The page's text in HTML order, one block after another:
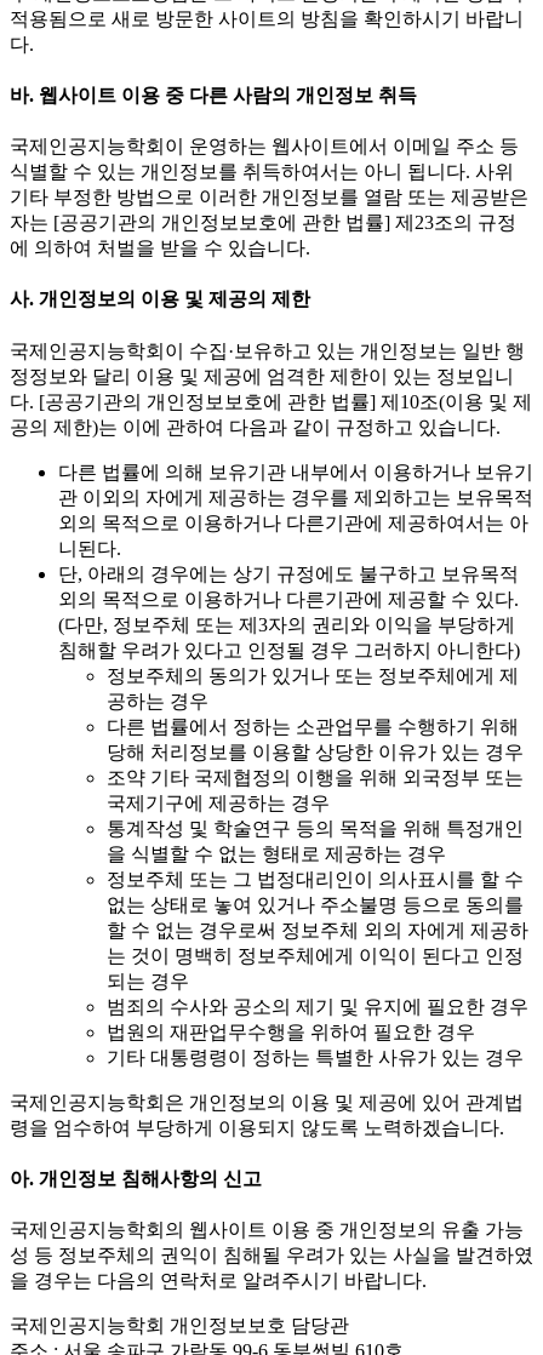
적용됨으로 새로 방문한 사이트의 방침을 확인하시기 바랍니
다.
바. 웹사이트 이용 중 다른 사람의 개인정보 취득
국제인공지능학회이 운영하는 웹사이트에서 이메일 주소 등
식별할 수 있는 개인정보를 취득하여서는 아니 됩니다. 사위
기타 부정한 방법으로 이러한 개인정보를 열람 또는 제공받은
자는 [공공기관의 개인정보보호에 관한 법률] 제23조의 규정
에 의하여 처벌을 받을 수 있습니다.
사. 개인정보의 이용 및 제공의 제한
국제인공지능학회이 수집·보유하고 있는 개인정보는 일반 행
정정보와 달리 이용 및 제공에 엄격한 제한이 있는 정보입니
다. [공공기관의 개인정보보호에 관한 법률] 제10조(이용 및 제
공의 제한)는 이에 관하여 다음과 같이 규정하고 있습니다.
다른 법률에 의해 보유기관 내부에서 이용하거나 보유기
관 이외의 자에게 제공하는 경우를 제외하고는 보유목적
외의 목적으로 이용하거나 다른기관에 제공하여서는 아
니된다.
단, 아래의 경우에는 상기 규정에도 불구하고 보유목적
외의 목적으로 이용하거나 다른기관에 제공할 수 있다.
(다만, 정보주체 또는 제3자의 권리와 이익을 부당하게
침해할 우려가 있다고 인정될 경우 그러하지 아니한다)
정보주체의 동의가 있거나 또는 정보주체에게 제
공하는 경우
다른 법률에서 정하는 소관업무를 수행하기 위해
당해 처리정보를 이용할 상당한 이유가 있는 경우
조약 기타 국제협정의 이행을 위해 외국정부 또는
국제기구에 제공하는 경우
통계작성 및 학술연구 등의 목적을 위해 특정개인
을 식별할 수 없는 형태로 제공하는 경우
정보주체 또는 그 법정대리인이 의사표시를 할 수
없는 상태로 놓여 있거나 주소불명 등으로 동의를
할 수 없는 경우로써 정보주체 외의 자에게 제공하
는 것이 명백히 정보주체에게 이익이 된다고 인정
되는 경우
범죄의 수사와 공소의 제기 및 유지에 필요한 경우
법원의 재판업무수행을 위하여 필요한 경우
기타 대통령령이 정하는 특별한 사유가 있는 경우
국제인공지능학회은 개인정보의 이용 및 제공에 있어 관계법
령을 엄수하여 부당하게 이용되지 않도록 노력하겠습니다.
아. 개인정보 침해사항의 신고
국제인공지능학회의 웹사이트 이용 중 개인정보의 유출 가능
성 등 정보주체의 권익이 침해될 우려가 있는 사실을 발견하였
을 경우는 다음의 연락처로 알려주시기 바랍니다.
국제인공지능학회 개인정보보호 담당관